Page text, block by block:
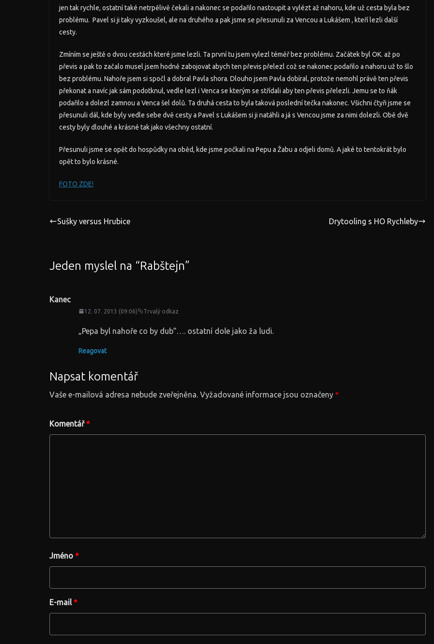
jen tak rychle, ostatní také netrpělivě čekali a nakonec se podařilo nastoupit a vylézt až nahoru, kde už cesta byla bez
problému. Pavel si ji taky vyzkoušel, ale na druhého a pak jsme se přesunuli za Vencou a Lukášem , kteří lezli další
cesty.
Zmíním se ještě o dvou cestách které jsme lezli. Ta první tu jsem vylezl téměř bez problému. Začátek byl OK. až po
převis a pak to začalo musel jsem hodně zabojovat abych ten převis přelezl což se nakonec podařilo a nahoru už to šlo
bez problému. Nahoře jsem si spočl a dobral Pavla shora. Dlouho jsem Pavla dobíral, protože nemohl právě ten převis
překonat a navíc jak sám podotknul, vedle lezl i Venca se kterým se střídali aby ten převis přelezli. Jemu se to ňák
podařilo a dolezl zamnou a Venca šel dolů. Ta druhá cesta to byla taková poslední tečka nakonec. Všichni čtyři jsme se
přesunuli dál, kde byly vedle sebe dvě cesty a Pavel s Lukášem si ji natáhli a já s Vencou jsme za nimi dolezli. Obě dvě
cesty byly dlouhé a krásné tak jako všechny ostatní.
Přesunuli jsme se opět do hospůdky na oběd, kde jsme počkali na Pepu a Žabu a odjeli domů. A jaké to tentokrát bylo
opět to bylo krásné.
FOTO ZDE!
Sušky versus Hrubice Drytooling s HO Rychleby
Jeden myslel na “Rabštejn”
Kanec
12. 07. 2013 (09:06) Trvalý odkaz
„Pepa byl nahoře co by dub“…. ostatní dole jako ža ludi.
Reagovat
Napsat komentář
Vaše e-mailová adresa nebude zveřejněna. Vyžadované informace jsou označeny *
Komentář*
Jméno *
E-mail*